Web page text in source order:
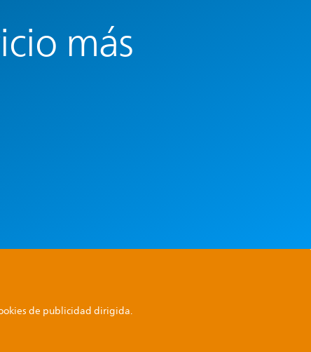
más
de publicidad dirigida.